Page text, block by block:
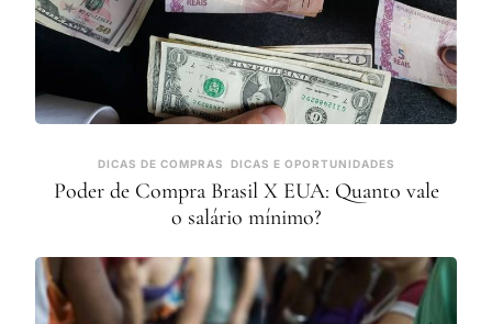
DICAS DE COMPRAS DICAS E OPORTUNIDADES
Poder de Compra Brasil X EUA: Quanto vale
o salário mínimo?